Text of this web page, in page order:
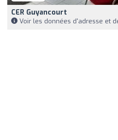
CER Guyancourt
Voir les données d'adresse et